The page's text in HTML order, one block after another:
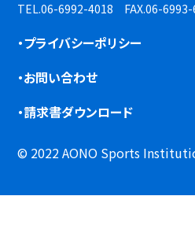
TEL.06-6992-4018 FAX.06-6993-
・プライバシーポリシー
・お問い合わせ
・請求書ダウンロード
© 2022 AONO Sports